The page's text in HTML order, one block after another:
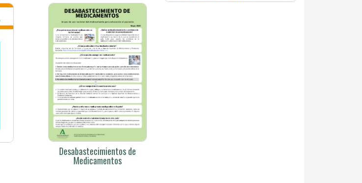
Desabastecimientos de
Medicamentos